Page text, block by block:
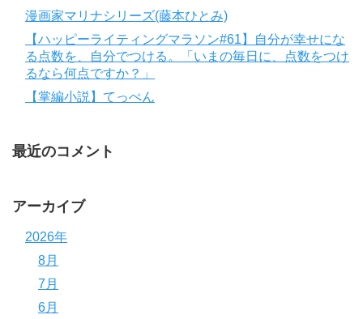
漫画家マリナシリーズ(藤本ひとみ)
【ハッピーライティングマラソン#61】自分が幸せにな
る点数を、自分でつける。「いまの毎日に、点数をつけ
るなら何点ですか？」
【掌編小説】てっぺん
最近のコメント
アーカイブ
2026年
8月
7月
6月